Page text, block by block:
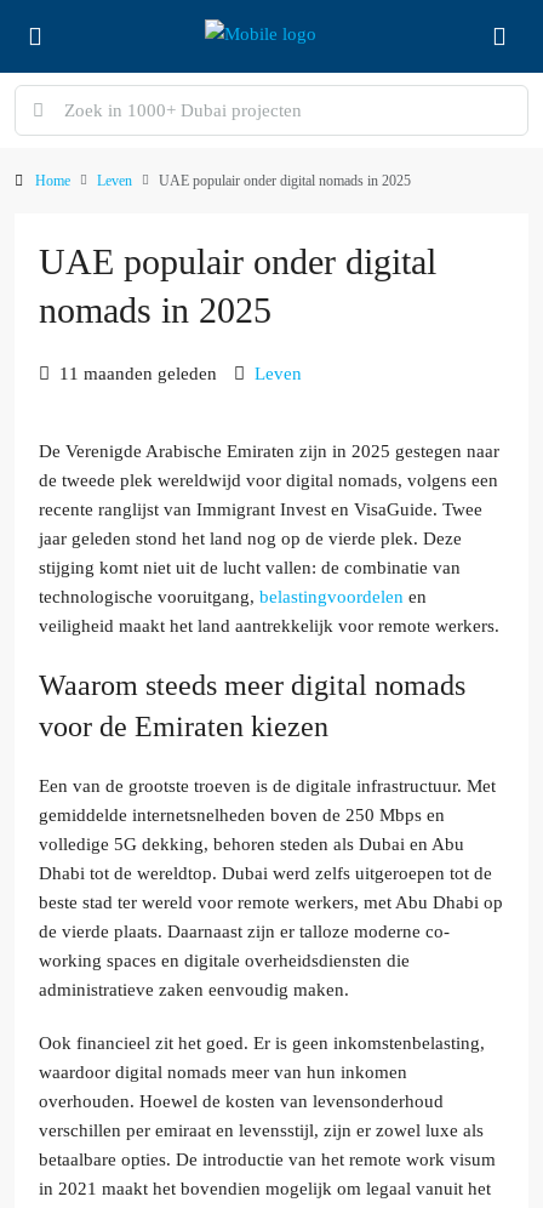
Home Leven UAE populair onder digital nomads in 2025
UAE populair onder digital
nomads in 2025
11 maanden geleden Leven
De Verenigde Arabische Emiraten zijn in 2025 gestegen naar
de tweede plek wereldwijd voor digital nomads, volgens een
recente ranglijst van Immigrant Invest en VisaGuide. Twee
jaar geleden stond het land nog op de vierde plek. Deze
stijging komt niet uit de lucht vallen: de combinatie van
technologische vooruitgang, belastingvoordelen en
veiligheid maakt het land aantrekkelijk voor remote werkers.
Waarom steeds meer digital nomads
voor de Emiraten kiezen
Een van de grootste troeven is de digitale infrastructuur. Met
gemiddelde internetsnelheden boven de 250 Mbps en
volledige 5G dekking, behoren steden als Dubai en Abu
Dhabi tot de wereldtop. Dubai werd zelfs uitgeroepen tot de
beste stad ter wereld voor remote werkers, met Abu Dhabi op
de vierde plaats. Daarnaast zijn er talloze moderne co-
working spaces en digitale overheidsdiensten die
administratieve zaken eenvoudig maken.
Ook financieel zit het goed. Er is geen inkomstenbelasting,
waardoor digital nomads meer van hun inkomen
overhouden. Hoewel de kosten van levensonderhoud
verschillen per emiraat en levensstijl, zijn er zowel luxe als
betaalbare opties. De introductie van het remote work visum
in 2021 maakt het bovendien mogelijk om legaal vanuit het